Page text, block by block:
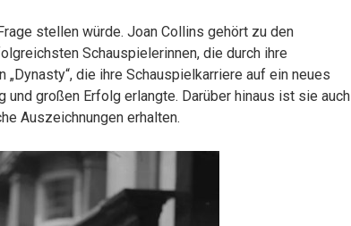
stellen würde. Joan Collins gehört zu den
Schauspielerinnen, die durch ihre
die ihre Schauspielkarriere auf ein neues
und großen Erfolg erlangte. Darüber hinaus ist sie auch
Auszeichnungen erhalten.